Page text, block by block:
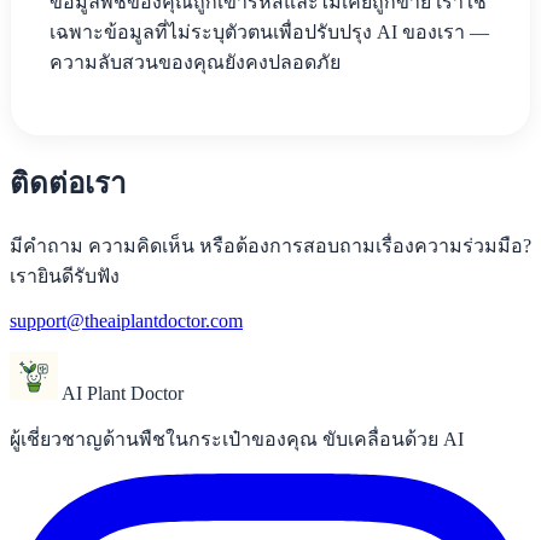
เฉพาะข้อมูลที่ไม่ระบุตัวตนเพื่อปรับปรุง AI ของเรา —
ความลับสวนของคุณยังคงปลอดภัย
ติดต่อเรา
มีคำถาม ความคิดเห็น หรือต้องการสอบถามเรื่องความร่วมมือ?
เรายินดีรับฟัง
support@theaiplantdoctor.com
AI Plant Doctor
ผู้เชี่ยวชาญด้านพืชในกระเป๋าของคุณ ขับเคลื่อนด้วย AI